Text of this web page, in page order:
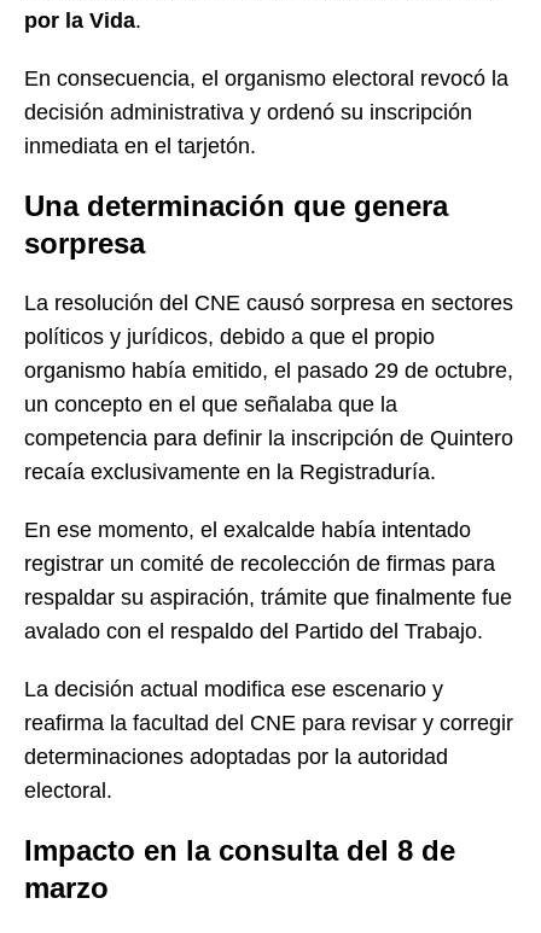
por la Vida.
En consecuencia, el organismo electoral revocó la
decisión administrativa y ordenó su inscripción
inmediata en el tarjetón.
Una determinación que genera
sorpresa
La resolución del CNE causó sorpresa en sectores
políticos y jurídicos, debido a que el propio
organismo había emitido, el pasado 29 de octubre,
un concepto en el que señalaba que la
competencia para definir la inscripción de Quintero
recaía exclusivamente en la Registraduría.
En ese momento, el exalcalde había intentado
registrar un comité de recolección de firmas para
respaldar su aspiración, trámite que finalmente fue
avalado con el respaldo del Partido del Trabajo.
La decisión actual modifica ese escenario y
reafirma la facultad del CNE para revisar y corregir
determinaciones adoptadas por la autoridad
electoral.
Impacto en la consulta del 8 de
marzo